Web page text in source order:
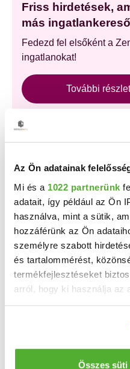
Az Ön adatainak
Mi és a 1022 partnerünk
adatait, így például az Ön
használva, mint a sütik,
hozzáférünk az Ön
személyre szabott
és tartalommérést,
termékfejlesztéseket
arról, hogy ki használja az
Információgyűjtés az
pár méteres
Az Ön készülékén
Összes süti
Friss hirdetések,
más
Fedezd fel elsőként a
ingatlanokat!
További
A Duna House, az OTP
Centrum új, kizárólagos
Találj gyorsan
ingatlanodra!
Több százezer érdeklődő
Bankkártyás fizetés,